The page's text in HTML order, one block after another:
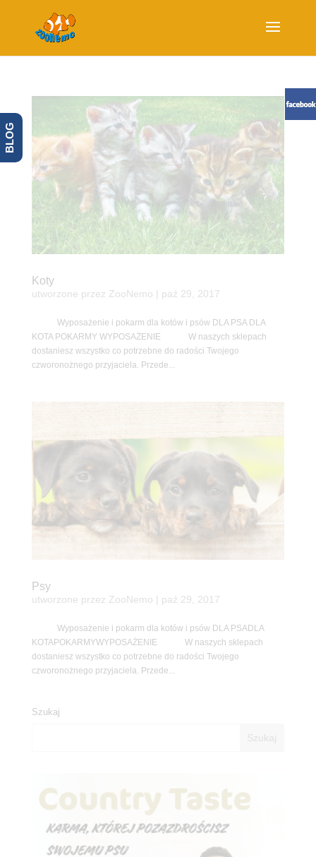
Koty
utworzone przez ZooNemo paź 29, 2017
Wyposażenie i pokarm dla kotów i psów DLA PSA DLA
KOTA POKARMY WYPOSAŻENIE W naszych sklepach
dostaniesz wszystko co potrzebne do radości Twojego
czworonożnego przyjaciela. Przede...
Psy
utworzone przez ZooNemo paź 29, 2017
Wyposażenie i pokarm dla kotów i psów DLA PSADLA
KOTAPOKARMYWYPOSAŻENIE W naszych sklepach
dostaniesz wszystko co potrzebne do radości Twojego
czworonożnego przyjaciela. Przede...
Szukaj
BLOG